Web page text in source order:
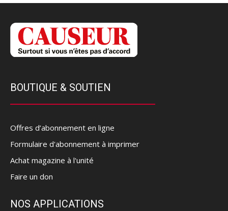
BOUTIQUE & SOUTIEN
Offres d’abonnement en ligne
Formulaire d'abonnement à imprimer
Achat magazine à l'unité
Faire un don
NOS APPLICATIONS